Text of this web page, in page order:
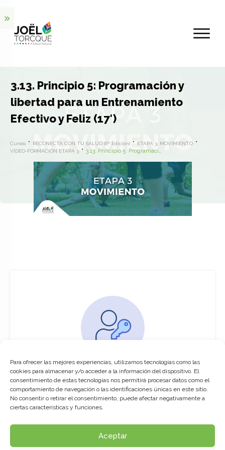
Para ofrecer las mejores experiencias, utilizamos tecnologías como las
cookies para almacenar y/o acceder a la información del dispositivo. El
consentimiento de estas tecnologías nos permitirá procesar datos como el
comportamiento de navegación o las identificaciones únicas en este sitio.
No consentir o retirar el consentimiento, puede afectar negativamente a
ciertas características y funciones.
Aceptar
3.13. Principio 5: Programación y
libertad para un Entrenamiento
Efectivo y Feliz (17′)
Cursos RECONECTA CON TU SALUD (8ª Edición)
ETAPA 3. MOVIMIENTO
VIDEO-FORMACIÓN ETAPA 3
3.13. Principio 5: Programación y libertad para un Entrenamiento Efectivo y Feliz (17′)
You must be logged in to access this
course
This course is only available for registered
Click here to login